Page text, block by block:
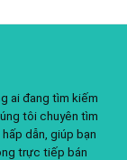
ai đang tìm kiếm
tôi chuyên tìm
dẫn, giúp bạn
trực tiếp bán